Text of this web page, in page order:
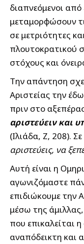
διαπνεόμενοι
μεταμορφώσουν
σε μετριότητες
πλουτοκρατικού
στόχους και
Την απάντηση
Αριστείας την
πριν στο
αριστεύειν και
(Ιλιάδα, Ζ, 208).
αριστεύεις, να
Αυτή είναι η
αγωνιζόμαστε
επιδιώκουμε την
μέσω της
που επικαλείται
αναπόδεικτη και